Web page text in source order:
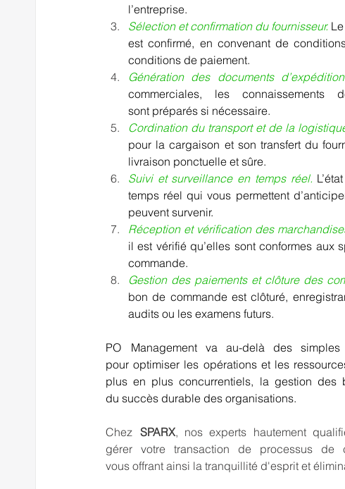
l’entreprise.
Sélection et confirmation du fournisseur.
est confirmé, en convenant de
conditions de paiement.
Génération des documents
commerciales, les connaissements
sont préparés si nécessaire.
Cordination du transport et de la
pour la cargaison et son transfert du
livraison ponctuelle et sûre.
Suivi et surveillance en temps réel.
temps réel qui vous permettent
peuvent survenir.
Réception et vérification des
il est vérifié qu’elles sont conformes
commande.
Gestion des paiements et clôture des
bon de commande est clôturé,
audits ou les examens futurs.
PO  Management va au-delà des
pour optimiser les opérations et les
plus en plus concurrentiels, la gestion des
du succès durable des organisations.
Chez SPARX, nos experts hautement
gérer votre transaction de processus
vous offrant ainsi la tranquillité d'esprit et